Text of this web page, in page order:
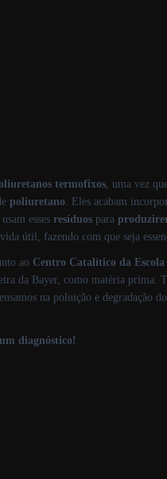
termofixos , uma vez
poliuretano . Eles acabam
esses resíduos para
útil, fazendo com que seja
ao Centro Catalítico da
da Bayer, como matéria prima.
na poluição e degradação
diagnóstico!